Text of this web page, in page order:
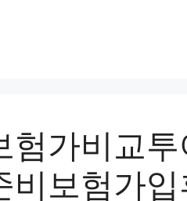
험가비교
비보험가입